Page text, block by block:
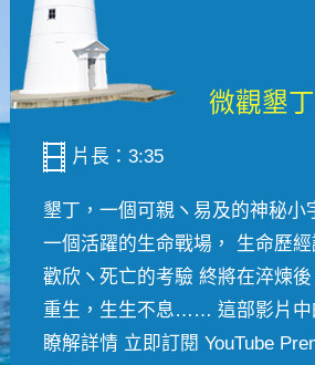
片長：3:35
墾丁，一個可親ヽ易及的神秘小
一個活躍的生命戰場， 生命歷
歡欣ヽ死亡的考驗 終將在淬煉
重生，生生不息…… 這部影片中
瞭解詳情 立即訂閱 YouTube